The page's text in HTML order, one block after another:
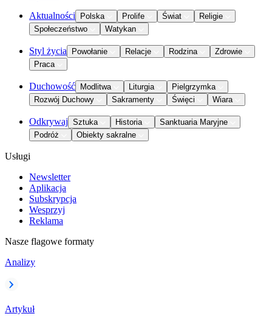
Aktualności Polska Prolife Świat
Religie
Społeczeństwo
Watykan
Styl życia Powołanie Relacje Rodzina
Zdrowie
Praca
Duchowość Modlitwa Liturgia
Pielgrzymka
Rozwój Duchowy
Sakramenty Święci Wiara
Odkrywaj Sztuka Historia
Sanktuaria Maryjne
Podróż
Obiekty sakralne
Usługi
Newsletter
Aplikacja
Subskrypcja
Wesprzyj
Reklama
Nasze flagowe formaty
Analizy
Artykuł